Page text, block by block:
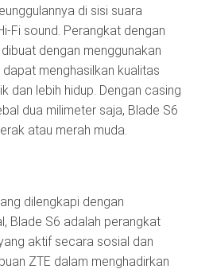
di sisi suara
Fi sound. Perangkat dengan
dengan menggunakan
menghasilkan kualitas
dan lebih hidup. Dengan casing
dua milimeter saja, Blade S6
atau merah muda.
dilengkapi dengan
Blade S6 adalah perangkat
aktif secara sosial dan
ZTE dalam menghadirkan